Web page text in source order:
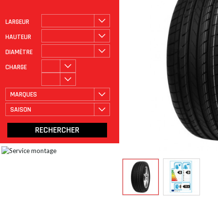
LARGEUR
HAUTEUR
DIAMÈTRE
CHARGE
MARQUES
SAISON
ROULAGE À PLAT